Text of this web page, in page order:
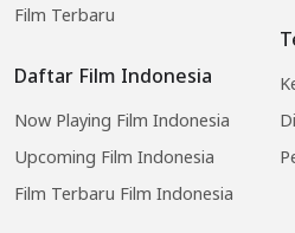
Film Terbaru
Daftar Film Indonesia
Now Playing Film Indonesia
Upcoming Film Indonesia
Film Terbaru Film Indonesia